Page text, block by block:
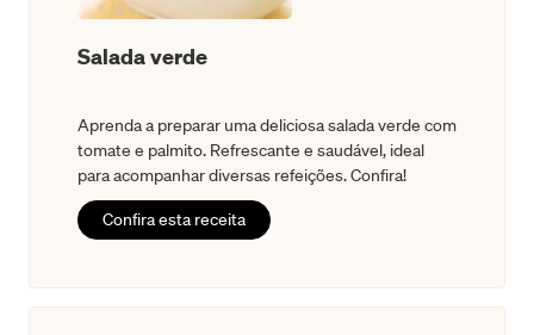
Salada verde
Aprenda a preparar uma deliciosa salada verde com
tomate e palmito. Refrescante e saudável, ideal
para acompanhar diversas refeições. Confira!
Confira esta receita